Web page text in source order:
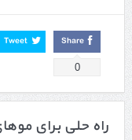
Share
0
Tweet
راه حلی برای